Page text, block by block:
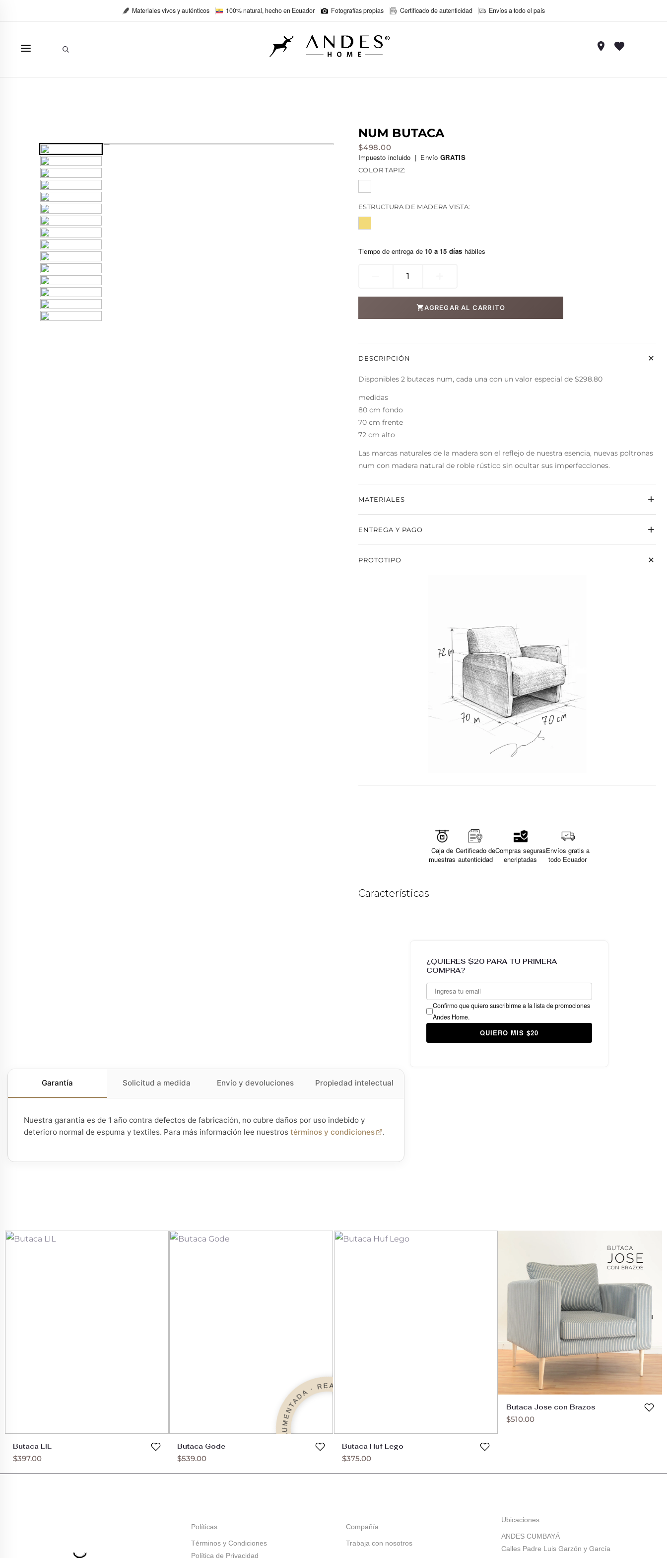
Materiales vivos y auténticos 100% natural, hecho en Ecuador Fotografías propias Certificado de autenticidad Envíos a todo el país
Buscar
NUM BUTACA
$498.00
COLOR TAPIZ:
ESTRUCTURA DE MADERA VISTA:
Impuesto incluido | Envío GRATIS
Tiempo de entrega de10 a 15 días hábiles
cantidad
AGREGAR AL CARRITO
DESCRIPCIÓN
Disponibles 2 butacas num, cada una con un valor especial de $298.80
medidas
80 cm fondo
70 cm frente
72 cm alto
Las marcas naturales de la madera son el reflejo de nuestra esencia, nuevas poltronas
num con madera natural de roble rústico sin ocultar sus imperfecciones.
MATERIALES
ENTREGA Y PAGO
PROTOTIPO
Caja de
muestras
Certificado de
autenticidad
Compras seguras
encriptadas
Envíos gratis a
todo Ecuador
Características
¿QUIERES $20 PARA TU PRIMERA
COMPRA?
Confirmo que quiero suscribirme a la lista de promociones
Andes Home.
QUIERO MIS $20
Garantía Solicitud a medida Envío y devoluciones Propiedad intelectual
Nuestra garantía es de 1 año contra defectos de fabricación, no cubre daños por uso indebido y
deterioro normal de espuma y textiles. Para más información lee nuestros términos y condiciones .
Butaca LIL
$397.00 REALIDAD AUMENTADA · REALIDAD AUMENTADA ·
Butaca Gode
$539.00
Butaca Huf Lego
$375.00
Butaca Jose con Brazos
$510.00
Políticas
Términos y Condiciones
Política de Privacidad
Compañía
Trabaja con nosotros
Ubicaciones
ANDES CUMBAYÁ
Calles Padre Luis Garzón y García